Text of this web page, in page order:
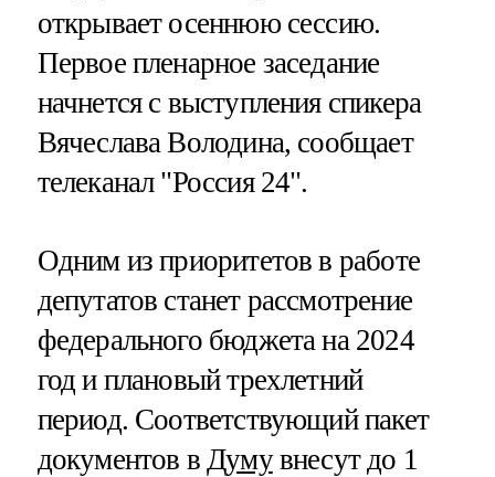
открывает осеннюю сессию.
Первое пленарное заседание
начнется с выступления спикера
Вячеслава Володина, сообщает
телеканал "Россия 24".
Одним из приоритетов в работе
депутатов станет рассмотрение
федерального бюджета на 2024
год и плановый трехлетний
период. Соответствующий пакет
документов в Думувнесут до 1